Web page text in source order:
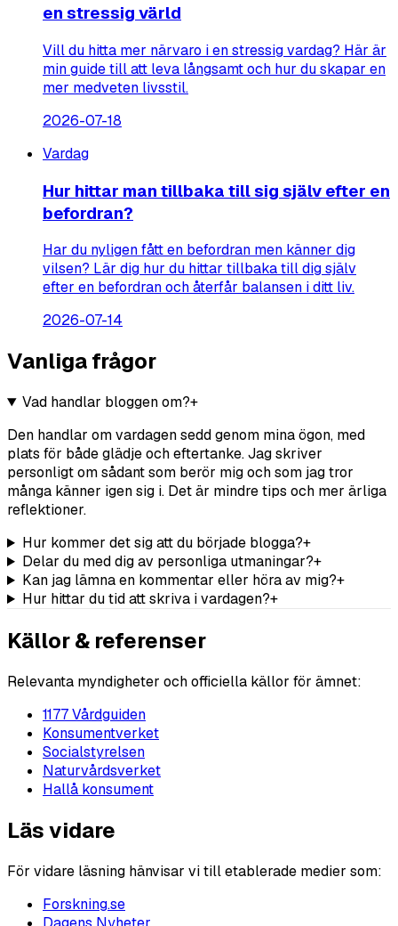
en stressig värld
Vill du hitta mer närvaro i en stressig vardag? Här är
min guide till att leva långsamt och hur du skapar en
mer medveten livsstil.
2026-07-18
Vardag
Hur hittar man tillbaka till sig själv efter en
befordran?
Har du nyligen fått en befordran men känner dig
vilsen? Lär dig hur du hittar tillbaka till dig själv
efter en befordran och återfår balansen i ditt liv.
2026-07-14
Vanliga frågor
Vad handlar bloggen om?+
Den handlar om vardagen sedd genom mina ögon, med
plats för både glädje och eftertanke. Jag skriver
personligt om sådant som berör mig och som jag tror
många känner igen sig i. Det är mindre tips och mer ärliga
reflektioner.
Hur kommer det sig att du började blogga?+
Delar du med dig av personliga utmaningar?+
Kan jag lämna en kommentar eller höra av mig?+
Hur hittar du tid att skriva i vardagen?+
Källor & referenser
Relevanta myndigheter och officiella källor för ämnet:
1177 Vårdguiden
Konsumentverket
Socialstyrelsen
Naturvårdsverket
Hallå konsument
Läs vidare
För vidare läsning hänvisar vi till etablerade medier som:
Forskning.se